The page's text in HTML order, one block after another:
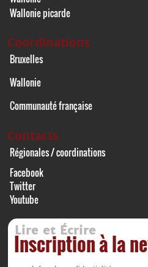
Wallonie picarde
Coordinations
Bruxelles
Wallonie
Communauté française
Contacts
Régionales / coordinations
Facebook
Twitter
Youtube
Lire et Écrire
Inscription à la